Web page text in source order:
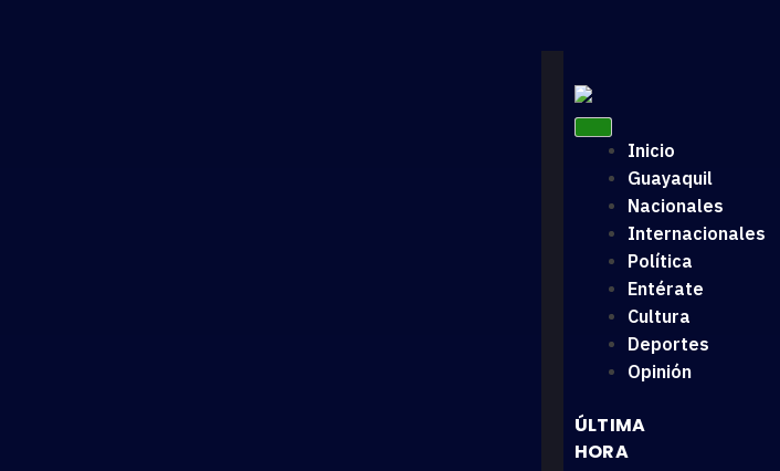
Inicio
Guayaquil
Nacionales
Internacionales
Política
Entérate
Cultura
Deportes
Opinión
ÚLTIMA
HORA